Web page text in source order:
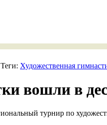
Художественная
вошли в
турнир по